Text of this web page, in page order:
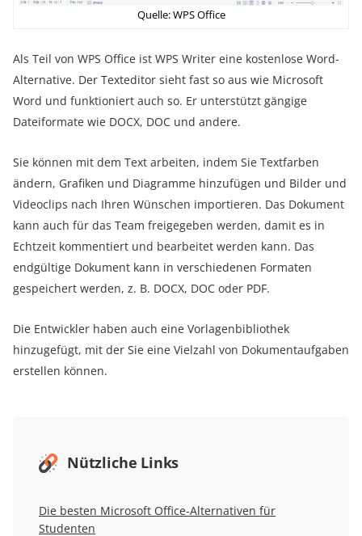
Quelle: WPS Office
Als Teil von WPS Office ist WPS Writer eine kostenlose Word-
Alternative. Der Texteditor sieht fast so aus wie Microsoft
Word und funktioniert auch so. Er unterstützt gängige
Dateiformate wie DOCX, DOC und andere.
Sie können mit dem Text arbeiten, indem Sie Textfarben
ändern, Grafiken und Diagramme hinzufügen und Bilder und
Videoclips nach Ihren Wünschen importieren. Das Dokument
kann auch für das Team freigegeben werden, damit es in
Echtzeit kommentiert und bearbeitet werden kann. Das
endgültige Dokument kann in verschiedenen Formaten
gespeichert werden, z. B. DOCX, DOC oder PDF.
Die Entwickler haben auch eine Vorlagenbibliothek
hinzugefügt, mit der Sie eine Vielzahl von Dokumentaufgaben
erstellen können.
Nützliche Links
Die besten Microsoft Office-Alternativen für
Studenten